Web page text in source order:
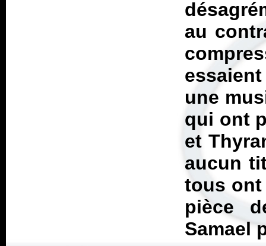
au
une
qui ont
et
aucun
tous ont
pièce
Samael